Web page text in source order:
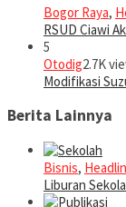
Bogor Raya,
RSUD Ciawi
5
Otodig2.7K
Modifikasi
Berita Lainnya
Bisnis,
Liburan